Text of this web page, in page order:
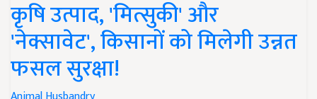
कृषि उत्पाद, 'मित्सुकी' और
'नेक्सावेट', किसानों को मिलेगी उन्नत
फसल सुरक्षा!